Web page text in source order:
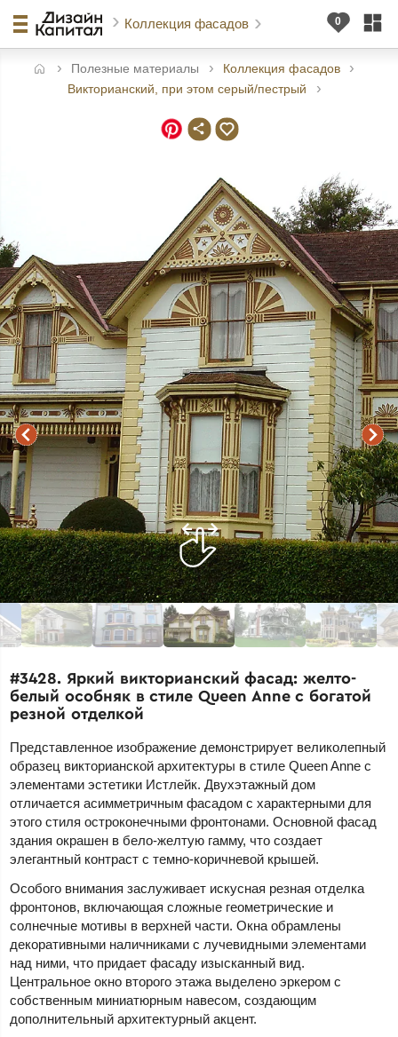
Коллекция фасадов
Полезные материалы
Коллекция фасадов
Викторианский, при этом серый/пестрый
#3428. Яркий викторианский фасад: желто-
белый особняк в стиле Queen Anne с богатой
резной отделкой
Представленное изображение демонстрирует великолепный
образец викторианской архитектуры в стиле Queen Anne с
элементами эстетики Истлейк. Двухэтажный дом
отличается асимметричным фасадом с характерными для
этого стиля остроконечными фронтонами. Основной фасад
здания окрашен в бело-желтую гамму, что создает
элегантный контраст с темно-коричневой крышей.
Особого внимания заслуживает искусная резная отделка
фронтонов, включающая сложные геометрические и
солнечные мотивы в верхней части. Окна обрамлены
декоративными наличниками с лучевидными элементами
над ними, что придает фасаду изысканный вид.
Центральное окно второго этажа выделено эркером с
собственным миниатюрным навесом, создающим
дополнительный архитектурный акцент.